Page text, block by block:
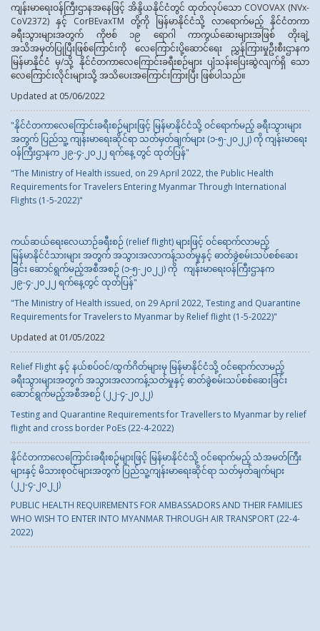
ကျန်းမာရေးဝန်ကြီးဌာနအနေဖြင့် အိန္ဒိယနိုင်ငံတွင် ထုတ်လုပ်သော COVOVAX (NVx-
CoV2372) နှင့် CorBEvaxTM တို့ကို မြန်မာနိုင်ငံသို့ လာရောက်မည့် နိုင်ငံတကာ
ခရီးသွားများအတွက် ကိုဗစ် ၁၉ ရောဂါ ကာကွယ်ဆေးများအဖြစ် တိုးချဲ့
အသိအမှတ်ပြုပြီးဖြစ်ကြောင်းကို လေကြောင်းပို့ဆောင်‌ရေး ညွှန်ကြားမှုဦးစီးဌာနက
မြန်မာနိုင်ငံ မှ/သို့ နိုင်ငံတကာလေကြောင်းခရီးစဉ်များ ပျံသန်းပြေးဆွဲလျက်ရှိ သော
လေကြောင်းလိုင်းများသို့ အသိပေးအကြောင်းကြားပြီး ဖြစ်ပါသည်။
Updated at 05/06/2022
"နိုင်ငံတကာလေကြောင်းခရီးစဉ်များဖြင့် မြန်မာနိုင်ငံသို့ ဝင်ရောက်မည့် ခရီးသွားများ
အတွက် ပြည်သူ့ ကျန်းမာရေးဆိုင်ရာ သတ်မှတ်ချက်များ (၁-၅-၂၀၂၂) ကို ကျန်းမာရေး
ဝန်ကြီးဌာနက ၂၉-၄-၂၀၂၂ ရက်နေ့ တွင် ထုတ်ပြန်"
"The Ministry of Health issued, on 29 April 2022, the Public Health
Requirements for Travelers Entering Myanmar Through International
Flights (1-5-2022)"
ကယ်ဆယ်ရေးလေယာဉ်ခရီးစဉ် (relief flight) များဖြင့် ဝင်ရောက်လာမည့်
မြန်မာနိုင်ငံသားများ အတွက် အသွားအလာကန့်သတ်မှုနှင့် ဓာတ်ခွဲစမ်းသပ်စစ်ဆေး
ခြင်း ဆောင်ရွက်မည့်အစီအစဉ် (၁-၅-၂၀၂၂) ကို ကျန်းမာရေးဝန်ကြီးဌာနက
၂၉-၄-၂၀၂၂ ရက်နေ့တွင် ထုတ်ပြန်"
"The Ministry of Health issued, on 29 April 2022, Testing and Quarantine
Requirements for Travelers to Myanmar by Relief flight (1-5-2022)"
Updated at 01/05/2022
Relief Flight နှင့် နယ်စပ်ဝင်/ထွက်ဂိတ်များမှ မြန်မာနိုင်ငံသို့ ဝင်ရောက်လာမည့်
ခရီးသွားများအတွက် အသွားအလာကန့်သတ်မှုနှင့် ဓာတ်ခွဲစမ်းသပ်စစ်ဆေးခြင်း
ဆောင်ရွက်မည့်အစီအစဉ် (၂၂-၄-၂၀၂၂)
Testing and Quarantine Requirements for Travellers to Myanmar by relief
flight and cross border PoEs (22-4-2022)
နိုင်ငံတကာလေကြောင်းခရီးစဉ်များဖြင့် မြန်မာနိုင်ငံသို့ ဝင်ရောက်မည့် သံအမတ်ကြီး
များနှင့် မိသားစုဝင်များအတွက် ပြည်သူ့ကျန်းမာရေးဆိုင်ရာ သတ်မှတ်ချက်များ
(၂၂-၄-၂၀၂၂)
PUBLIC HEALTH REQUIREMENTS FOR AMBASSADORS AND THEIR FAMILIES
WHO WISH TO ENTER INTO MYANMAR THROUGH AIR TRANSPORT (22-4-
2022)